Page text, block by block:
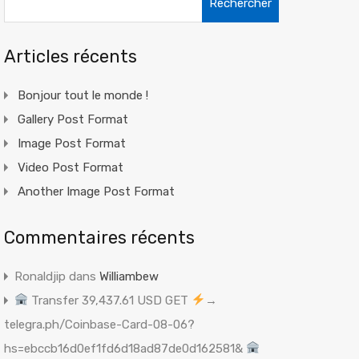
Articles récents
Bonjour tout le monde !
Gallery Post Format
Image Post Format
Video Post Format
Another Image Post Format
Commentaires récents
Ronaldjip dans Williambew
Transfer 39,437.61 USD GET
→
telegra.ph/Coinbase-Card-08-06?
hs=ebccb16d0ef1fd6d18ad87de0d162581&